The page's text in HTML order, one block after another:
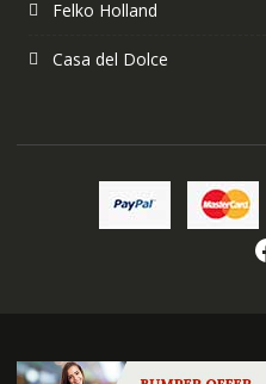
Felko Holland
Casa del Dolce